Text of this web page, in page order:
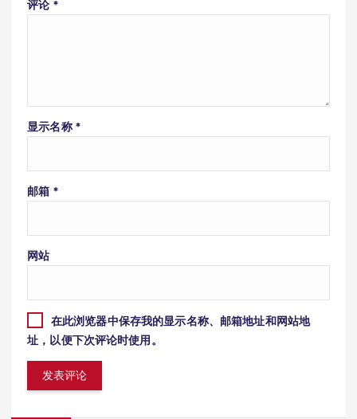
评论 *
显示名称 *
邮箱 *
网站
在此浏览器中保存我的显示名称、邮箱地址和网站地
址，以便下次评论时使用。